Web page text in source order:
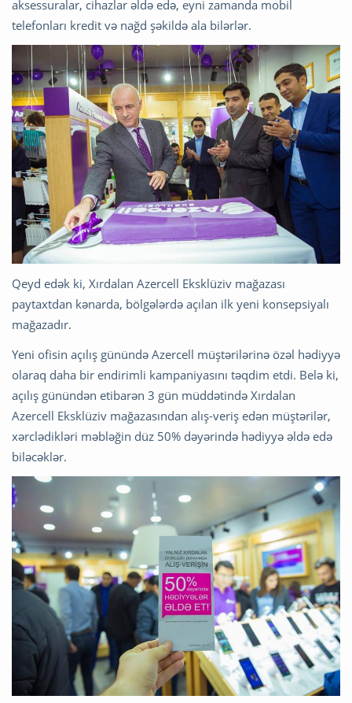
aksessuralar, cihazlar əldə edə, eyni zamanda mobil
telefonları kredit və nağd şəkildə ala bilərlər.
Qeyd edək ki, Xırdalan Azercell Eksklüziv mağazası
paytaxtdan kənarda, bölgələrdə açılan ilk yeni konsepsiyalı
mağazadır.
Yeni ofisin açılış günündə Azercell müştərilərinə özəl hədiyyə
olaraq daha bir endirimli kampaniyasını təqdim etdi. Belə ki,
açılış günündən etibarən 3 gün müddətində Xırdalan
Azercell Eksklüziv mağazasından alış-veriş edən müştərilər,
xərclədikləri məbləğin düz 50% dəyərində hədiyyə əldə edə
biləcəklər.